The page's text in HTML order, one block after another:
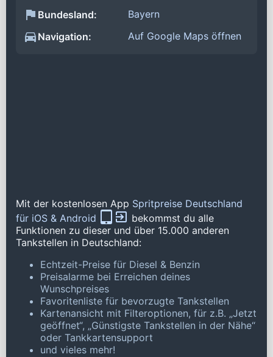
Bundesland:
Bayern
Navigation:
Auf Google Maps öffnen
Mit der kostenlosen App Spritpreise Deutschland
für iOS & Android
bekommst du alle
Funktionen zu dieser und über 15.000 anderen
Tankstellen in Deutschland:
Echtzeit-Preise für Diesel & Benzin
Preisalarme bei Erreichen deines
Wunschpreises
Favoritenliste für bevorzugte Tankstellen
Kartenansicht mit Filteroptionen, für z.B. „Jetzt
geöffnet“, „Günstigste Tankstellen in der Nähe“
oder Tankkartensupport
und vieles mehr!